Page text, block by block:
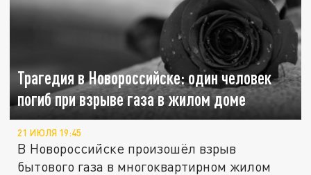
Трагедия в Новороссийске: один человек
погиб при взрыве газа в жилом доме
21 ИЮЛЯ 19:45
В Новороссийске произошёл взрыв
бытового газа в многоквартирном жилом